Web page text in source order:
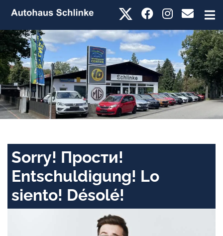
Sorry! Прости!
Entschuldigung! Lo
siento! Désolé!